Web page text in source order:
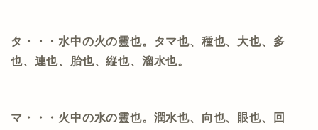
タ・・・水中の火の靈也。タマ也、種也、大也、多
也、連也、胎也、縦也、溜水也。
マ・・・火中の水の靈也。潤水也、向也、眼也、回